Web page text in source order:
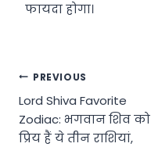
फायदा होगा।
Post
navigation
PREVIOUS
Lord Shiva Favorite
Zodiac: भगवान शिव को
प्रिय हैं ये तीन राशियां,